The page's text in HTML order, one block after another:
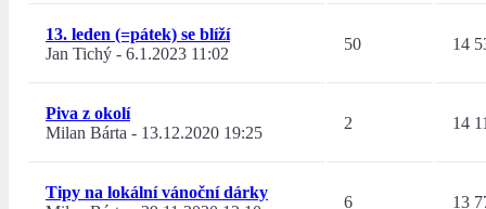
13. leden (=pátek) se blíží
Jan Tichý - 6.1.2023 11:02
50 14
Piva z okolí
Milan Bárta - 13.12.2020 19:25
2 14
Tipy na lokální vánoční dárky
6 13